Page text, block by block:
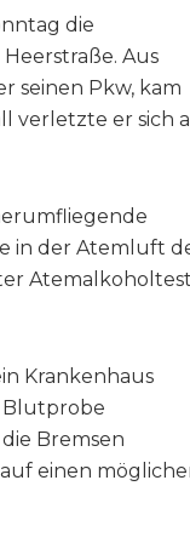
die
Aus
seinen Pkw, kam
verletzte er sich
in der Atemluft
Atemalkoholtest
Krankenhaus
Blutprobe
Bremsen
einen